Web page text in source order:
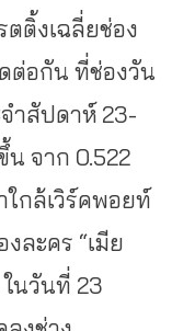
ตติ้งเฉลี่ยช่อง
ต่อกัน ที่ช่องวัน
ำสัปดาห์ 23-
น จาก 0.522
ใกล้เวิร์คพอยท์
ละคร “เมีย
ในวันที่ 23